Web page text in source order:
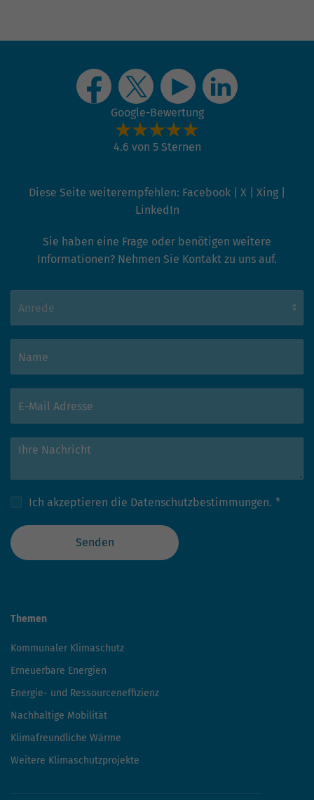
Google-Bewertung
4.6 von 5 Sternen
Diese Seite weiterempfehlen: Facebook X Xing
LinkedIn
Sie haben eine Frage oder benötigen weitere
Informationen? Nehmen Sie Kontakt zu uns auf.
Ich akzeptieren die Datenschutzbestimmungen. *
Senden
Themen
Kommunaler Klimaschutz
Erneuerbare Energien
Energie- und Ressourceneffizienz
Nachhaltige Mobilität
Klimafreundliche Wärme
Weitere Klimaschutzprojekte